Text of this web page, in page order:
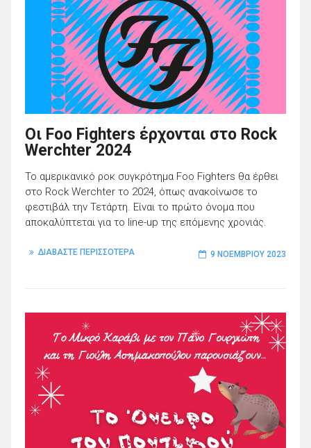
Οι Foo Fighters έρχονται στο Rock
Werchter 2024
Το αμερικανικό ροκ συγκρότημα Foo Fighters θα έρθει
στο Rock Werchter το 2024, όπως ανακοίνωσε το
φεστιβάλ την Τετάρτη. Είναι το πρώτο όνομα που
αποκαλύπτεται για το line-up της επόμενης χρονιάς.
ΔΙΑΒΑΣΤΕ ΠΕΡΙΣΣΟΤΕΡΑ 9 ΝΟΕΜΒΡΊΟΥ 2023